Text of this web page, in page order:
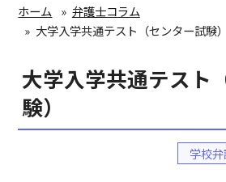
ホーム
弁護士コラム
大学入学共通テスト（センター試験）
大学入学共通テスト
験）
学校